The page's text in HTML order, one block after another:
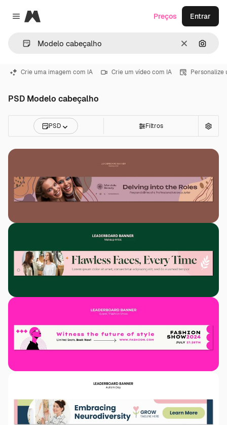
Close menu
Magnific
Limpar
Preços Entrar
Crie uma imagem com IA Crie um vídeo com IA Personalize
PSD Modelo cabeçalho
PSD Filtros